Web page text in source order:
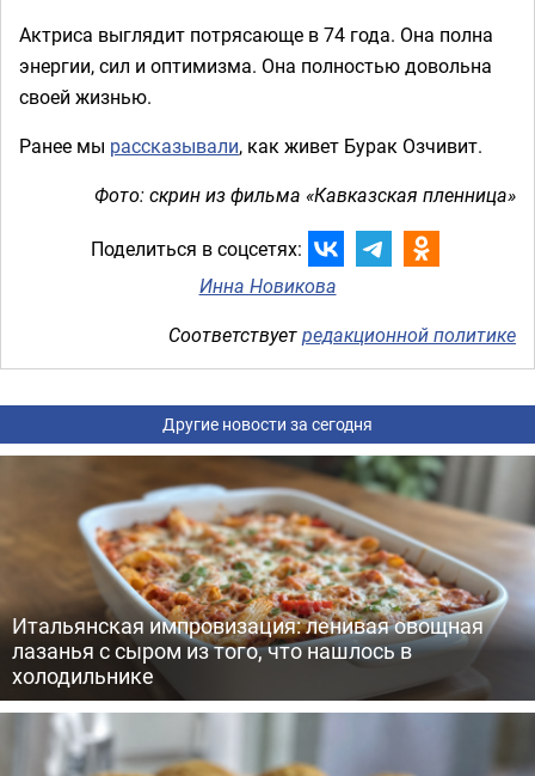
Актриса выглядит потрясающе в 74 года. Она полна
энергии, сил и оптимизма. Она полностью довольна
своей жизнью.
Ранее мы рассказывали, как живет Бурак Озчивит.
Фото: скрин из фильма «Кавказская пленница»
Поделиться в соцсетях:
Инна Новикова
Соответствуетредакционной политике
Другие новости за сегодня
Итальянская импровизация: ленивая овощная
лазанья с сыром из того, что нашлось в
холодильнике